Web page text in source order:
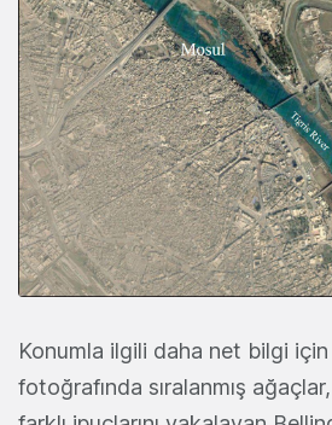
Konumla ilgili daha net bilgi
fotoğrafında sıralanmış